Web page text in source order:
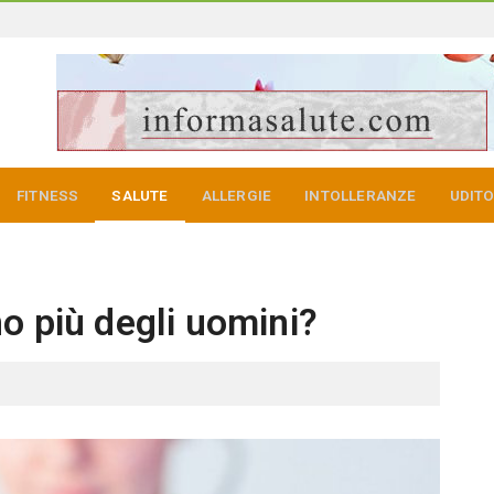
FITNESS SALUTE ALLERGIE INTOLLERANZE UDITO
più degli uomini?